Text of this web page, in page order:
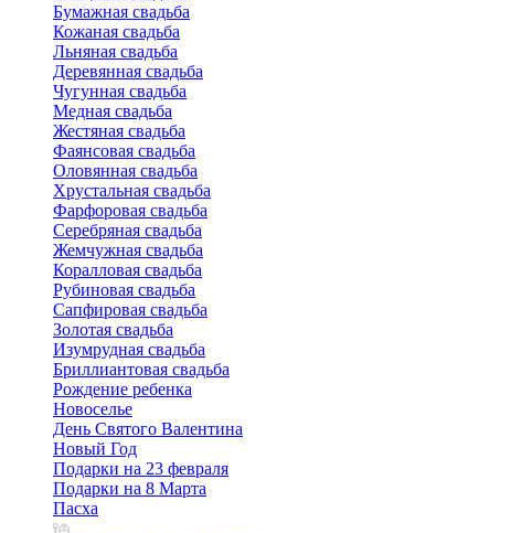
Бумажная свадьба
Кожаная свадьба
Льняная свадьба
Деревянная свадьба
Чугунная свадьба
Медная свадьба
Жестяная свадьба
Фаянсовая свадьба
Оловянная свадьба
Хрустальная свадьба
Фарфоровая свадьба
Серебряная свадьба
Жемчужная свадьба
Коралловая свадьба
Рубиновая свадьба
Сапфировая свадьба
Золотая свадьба
Изумрудная свадьба
Бриллиантовая свадьба
Рождение ребенка
Новоселье
День Святого Валентина
Новый Год
Подарки на 23 февраля
Подарки на 8 Марта
Пасха